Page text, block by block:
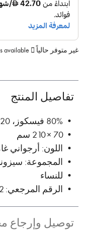
غير متوفر حالياً available
تفاصيل المنتج
• 80% فيسكوز، 20% حرير
• 70 × 210 سم
• اللون: أرجواني
• المجموعة:
• للنساء
• الرقم المرجعي: 242222-0310
توصيل وإرجاع